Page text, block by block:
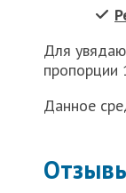
Для
пропорции
Данное